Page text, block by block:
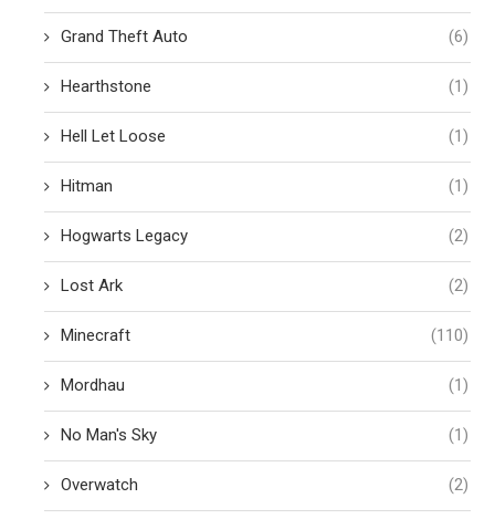
Grand Theft Auto (6)
Hearthstone (1)
Hell Let Loose (1)
Hitman (1)
Hogwarts Legacy (2)
Lost Ark (2)
Minecraft (110)
Mordhau (1)
No Man's Sky (1)
Overwatch (2)